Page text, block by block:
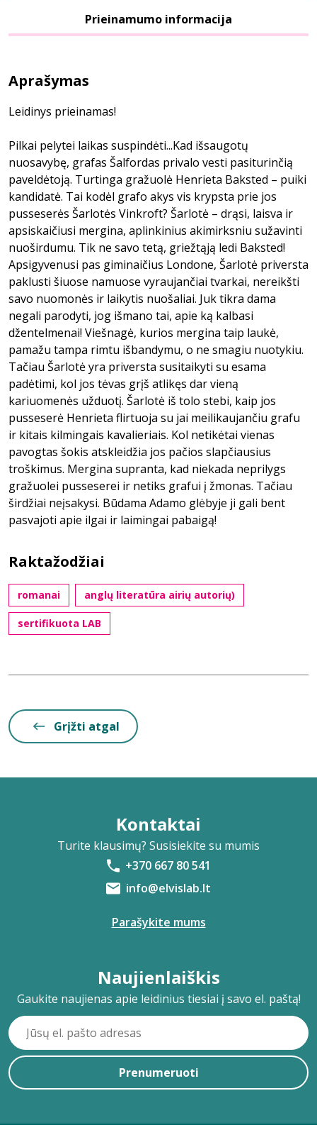
Prieinamumo informacija
Aprašymas
Leidinys prieinamas!
Pilkai pelytei laikas suspindėti...Kad išsaugotų
nuosavybę, grafas Šalfordas privalo vesti pasiturinčią
paveldėtoją. Turtinga gražuolė Henrieta Baksted – puiki
kandidatė. Tai kodėl grafo akys vis krypsta prie jos
pusseserės Šarlotės Vinkroft? Šarlotė – drąsi, laisva ir
apsiskaičiusi mergina, aplinkinius akimirksniu sužavinti
nuoširdumu. Tik ne savo tetą, griežtąją ledi Baksted!
Apsigyvenusi pas giminaičius Londone, Šarlotė priversta
paklusti šiuose namuose vyraujančiai tvarkai, nereikšti
savo nuomonės ir laikytis nuošaliai. Juk tikra dama
negali parodyti, jog išmano tai, apie ką kalbasi
džentelmenai! Viešnagė, kurios mergina taip laukė,
pamažu tampa rimtu išbandymu, o ne smagiu nuotykiu.
Tačiau Šarlotė yra priversta susitaikyti su esama
padėtimi, kol jos tėvas grįš atlikęs dar vieną
kariuomenės užduotį. Šarlotė iš tolo stebi, kaip jos
pusseserė Henrieta flirtuoja su jai meilikaujančiu grafu
ir kitais kilmingais kavalieriais. Kol netikėtai vienas
pavogtas šokis atskleidžia jos pačios slapčiausius
troškimus. Mergina supranta, kad niekada neprilygs
gražuolei pusseserei ir netiks grafui į žmonas. Tačiau
širdžiai neįsakysi. Būdama Adamo glėbyje ji gali bent
pasvajoti apie ilgai ir laimingai pabaigą!
Raktažodžiai
romanai anglų literatūra airių autorių)
sertifikuota LAB
Grįžti atgal
Kontaktai
Turite klausimų? Susisiekite su mumis
+370 667 80 541
info@elvislab.lt
Parašykite mums
Naujienlaiškis
Gaukite naujienas apie leidinius tiesiai į savo el. paštą!
Prenumeruoti